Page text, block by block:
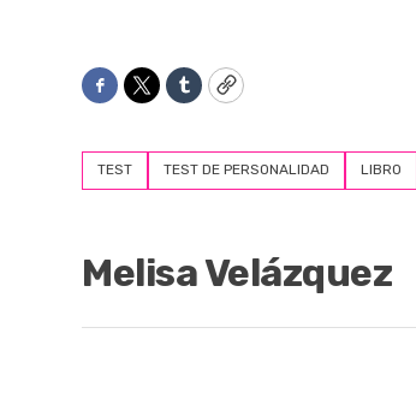
Facebook
TwitterTumblrCopy
TEST TEST DE PERSONALIDAD LIBRO
Melisa Velázquez